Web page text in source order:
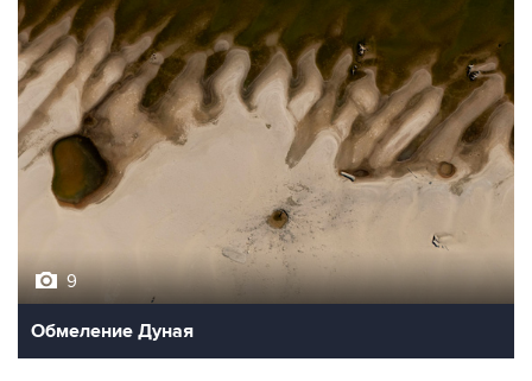
9
Обмеление Дуная